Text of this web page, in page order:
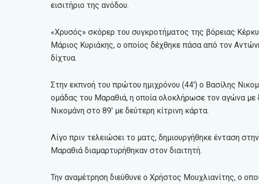
εισιτήριο της ανόδου.
«Χρυσός» σκόρερ του συγκροτήματος της βόρειας
Μάριος Κυριάκης, ο οποίος δέχθηκε πάσα από τον
δίχτυα.
Στην εκπνοή του πρώτου ημιχρόνου (44′) ο Βασίλης
ομάδας του Μαραθιά, η οποία ολοκλήρωσε τον αγώνα
Νικομάνη στο 89′ με δεύτερη κίτρινη κάρτα.
Λίγο πριν τελειώσει το ματς, δημιουργήθηκε ένταση
Μαραθιά διαμαρτυρήθηκαν στον διαιτητή.
Την αναμέτρηση διεύθυνε ο Χρήστος Μουχλιανίτης, ο